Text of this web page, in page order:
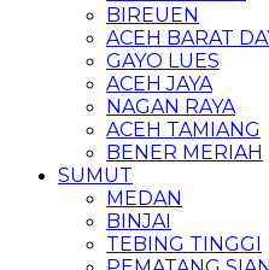
BIREUEN
ACEH BARAT
GAYO LUES
ACEH JAYA
NAGAN RAYA
ACEH TAMIANG
BENER MERIAH
SUMUT
MEDAN
BINJAI
TEBING TINGGI